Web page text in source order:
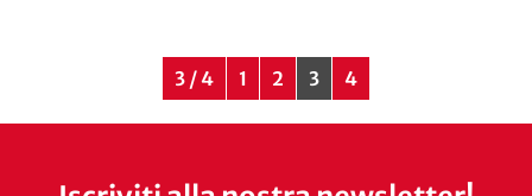
3 / 4 1 2 3 4